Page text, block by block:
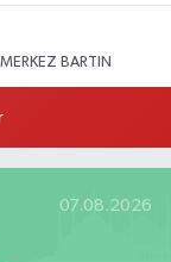
BARTIN
8 Merkez Bartın
07.08.2026